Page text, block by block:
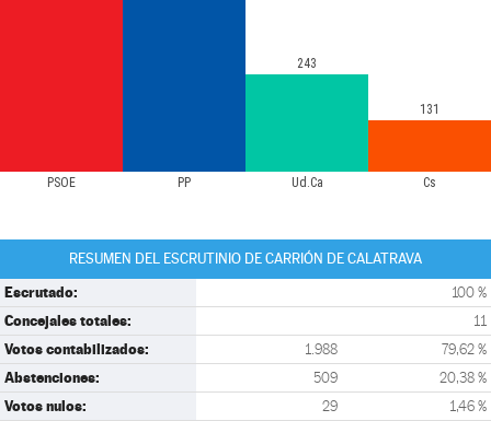
PSOE PP Ud.Ca Cs
243
131
RESUMEN DEL ESCRUTINIO DE CARRIÓN DE CALATRAVA
Escrutado: 100 %
Concejales totales: 11
Votos contabilizados: 1.988 79,62 %
Abstenciones: 509 20,38 %
Votos nulos: 29 1,46 %